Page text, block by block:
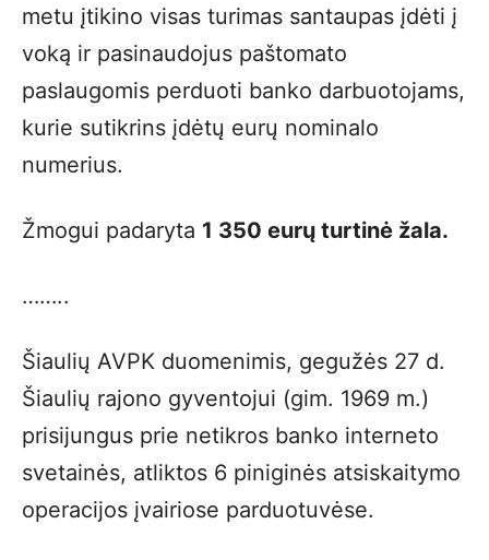
metu įtikino visas turimas santaupas įdėti į
voką ir pasinaudojus paštomato
paslaugomis perduoti banko darbuotojams,
kurie sutikrins įdėtų eurų nominalo
numerius.
Žmogui padaryta 1 350 eurų turtinė žala.
……..
Šiaulių AVPK duomenimis, gegužės 27 d.
Šiaulių rajono gyventojui (gim. 1969 m.)
prisijungus prie netikros banko interneto
svetainės, atliktos 6 piniginės atsiskaitymo
operacijos įvairiose parduotuvėse.